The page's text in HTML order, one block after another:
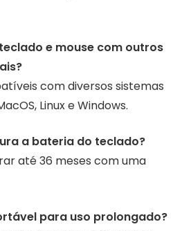
e mouse com outros
com diversos sistemas
Linux e Windows.
a bateria do teclado?
até 36 meses com uma
para uso prolongado?